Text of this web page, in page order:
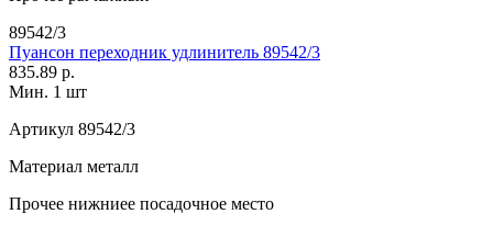
89542/3
Пуансон переходник удлинитель 89542/3
835.89 р.
Мин. 1 шт
Артикул 89542/3
Материал металл
Прочее нижниее посадочное место